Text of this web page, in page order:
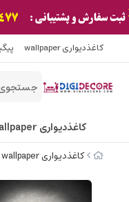
کاغذدیواری wallpaper
کاغذدیواری wallpaper
کاغذدیواری wallpaper